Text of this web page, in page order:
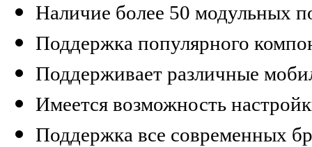
Наличие более 50 модульных
Поддержка популярного
Поддерживает различные
Имеется возможность
Поддержка все современных